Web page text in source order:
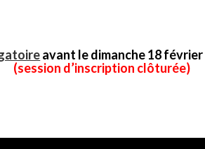
avant le dimanche 18 février
(session d’inscription clôturée)